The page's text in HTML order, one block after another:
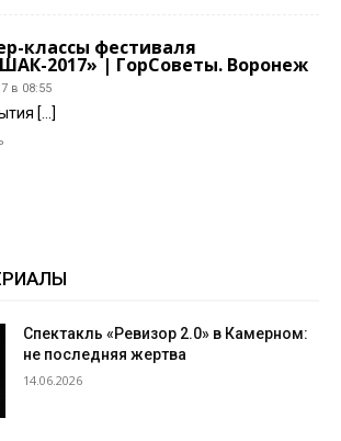
классы фестиваля
2017» | ГорСоветы. Воронеж
в 08:55
[…]
Спектакль «Ревизор 2.0» в Камерном:
не последняя жертва
14.06.2026